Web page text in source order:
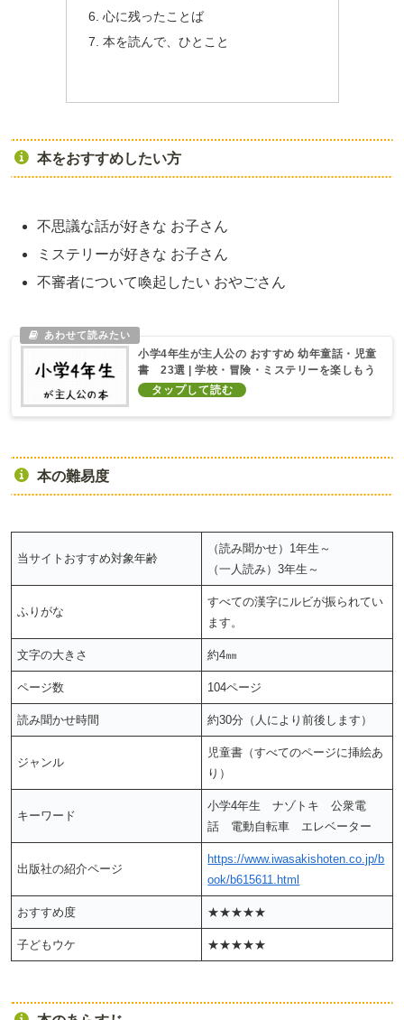
心に残ったことば
本を読んで、ひとこと
本をおすすめしたい方
不思議な話が好きな お子さん
ミステリーが好きな お子さん
不審者について喚起したい おやごさん
小学4年生が主人公の おすすめ 幼年童話・児童
書 23選 | 学校・冒険・ミステリーを楽しもう
本の難易度
当サイトおすすめ対象年齢
（読み聞かせ）1年生～
（一人読み）3年生～
ふりがな
すべての漢字にルビが振られてい
ます。
文字の大きさ 約4㎜
ページ数 104ページ
読み聞かせ時間 約30分（人により前後します）
ジャンル
児童書（すべてのページに挿絵あ
り）
キーワード
小学4年生 ナゾトキ 公衆電
話 電動自転車 エレベーター
出版社の紹介ページ
https://www.iwasakishoten.co.jp/b
ook/b615611.html
おすすめ度 ★★★★★
子どもウケ ★★★★★